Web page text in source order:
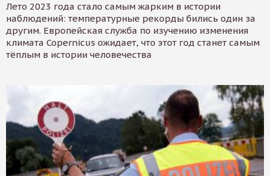
Лето 2023 года стало самым жарким в истории
наблюдений: температурные рекорды бились один за
другим. Европейская служба по изучению изменения
климата Copernicus ожидает, что этот год станет самым
тёплым в истории человечества